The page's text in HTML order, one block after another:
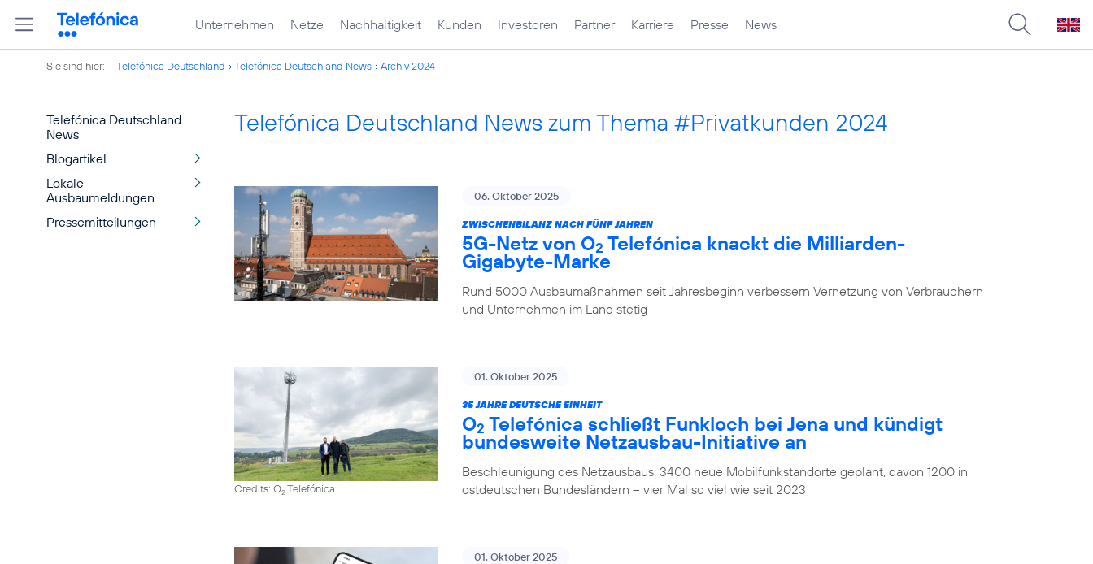
Unternehmen Netze Nachhaltigkeit Kunden Investoren Partner Karriere Presse News
Sie sind hier: Telefónica Deutschland Telefónica Deutschland News Archiv 2024
Telefónica Deutschland
News
Blogartikel
Lokale
Ausbaumeldungen
Pressemitteilungen
Telefónica Deutschland News zum Thema #Privatkunden 2024
06. Oktober 2025
ZWISCHENBILANZ NACH FÜNF JAHREN
5G-Netz von O2 Telefónica knackt die Milliarden-
Gigabyte-Marke
Rund 5000 Ausbaumaßnahmen seit Jahresbeginn verbessern Vernetzung von Verbrauchern
und Unternehmen im Land stetig
Credits: O2Telefónica
01. Oktober 2025
35 JAHRE DEUTSCHE EINHEIT
O2 Telefónica schließt Funkloch bei Jena und kündigt
bundesweite Netzausbau-Initiative an
Beschleunigung des Netzausbaus: 3400 neue Mobilfunkstandorte geplant, davon 1200 in
ostdeutschen Bundesländern – vier Mal so viel wie seit 2023
01. Oktober 2025